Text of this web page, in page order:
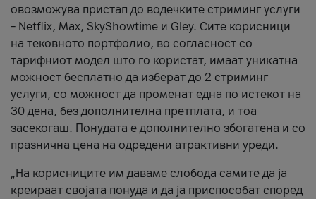
овозможува пристап до водечките стриминг услуги
– Netflix, Max, SkyShowtime и Gley. Сите корисници
на тековното портфолио, во согласност со
тарифниот модел што го користат, имаат уникатна
можност бесплатно да изберат до 2 стриминг
услуги, со можност да променат една по истекот на
30 дена, без дополнителна претплата, и тоа
засекогаш. Понудата е дополнително збогатена и со
празнична цена на одредени атрактивни уреди.
„На корисниците им даваме слобода самите да ја
креираат својата понуда и да ја приспособат според